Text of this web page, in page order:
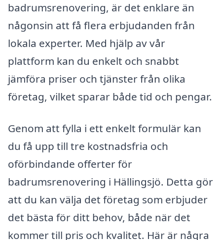
badrumsrenovering, är det enklare än
någonsin att få flera erbjudanden från
lokala experter. Med hjälp av vår
plattform kan du enkelt och snabbt
jämföra priser och tjänster från olika
företag, vilket sparar både tid och pengar.
Genom att fylla i ett enkelt formulär kan
du få upp till tre kostnadsfria och
oförbindande offerter för
badrumsrenovering i Hällingsjö. Detta gör
att du kan välja det företag som erbjuder
det bästa för ditt behov, både när det
kommer till pris och kvalitet. Här är några